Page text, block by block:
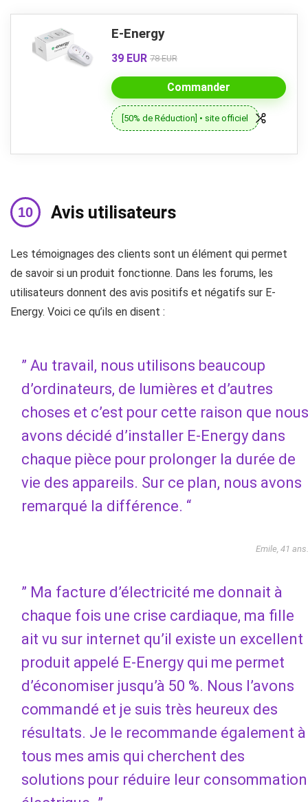
E-Energy
39 EUR 78 EUR
Commander
[50% de Réduction] • site officiel
Avis utilisateurs
Les témoignages des clients sont un élément qui permet
de savoir si un produit fonctionne. Dans les forums, les
utilisateurs donnent des avis positifs et négatifs sur E-
Energy. Voici ce qu’ils en disent :
” Au travail, nous utilisons beaucoup
d’ordinateurs, de lumières et d’autres
choses et c’est pour cette raison que nous
avons décidé d’installer E-Energy dans
chaque pièce pour prolonger la durée de
vie des appareils. Sur ce plan, nous avons
remarqué la différence. “
Emile, 41 ans.
” Ma facture d’électricité me donnait à
chaque fois une crise cardiaque, ma fille
ait vu sur internet qu’il existe un excellent
produit appelé E-Energy qui me permet
d’économiser jusqu’à 50 %. Nous l’avons
commandé et je suis très heureux des
résultats. Je le recommande également à
tous mes amis qui cherchent des
solutions pour réduire leur consommation